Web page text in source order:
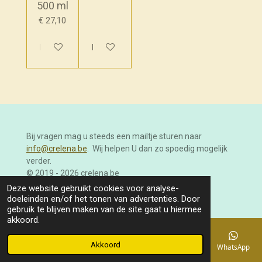
Deze website gebruikt cookies voor analyse-
doeleinden en/of het tonen van advertenties. Door
gebruik te blijven maken van de site gaat u hiermee
akkoord.
Akkoord
500 ml
€ 27,10
In winkelwagenIn winkelwagen
Bij vragen mag u steeds een mailtje sturen naar
info@crelena.be. Wij helpen U dan zo spoedig mogelijk
verder.
© 2019 - 2026 crelena.be
Powered byJouwWeb
Telefoonnummer WhatsApp